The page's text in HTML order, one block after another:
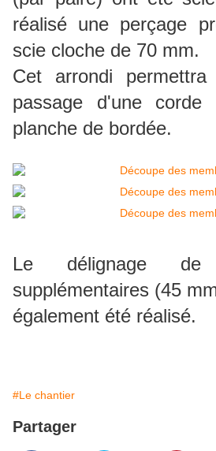
réalisé une perçage
scie cloche de 70 mm.
Cet arrondi
passage d'une
planche de bordée.
Le délignage
supplémentaires (45
également été réalisé.
#Le chantier
Partager